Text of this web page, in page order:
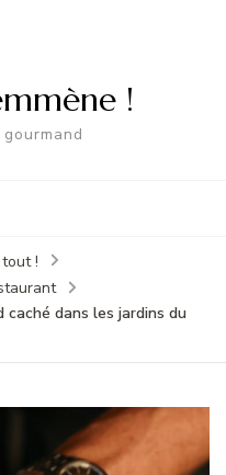
!
!
caché dans les jardins du